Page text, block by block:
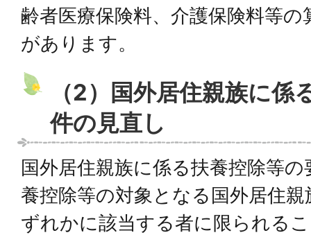
齢者医療保険料、介護保険料等
があります。
（2）国外居住親族に係
件の見直し
国外居住親族に係る扶養控除等
養控除等の対象となる国外居住
ずれかに該当する者に限られる